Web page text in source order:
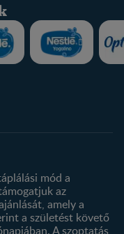
mód a
az
amely a
a születést követő
A szoptatás